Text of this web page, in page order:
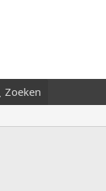
Zoeken